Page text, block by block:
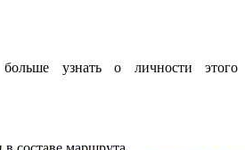
больше узнать о личности этого